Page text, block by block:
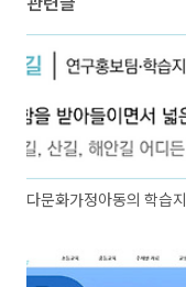
다문화가정아동의 학습